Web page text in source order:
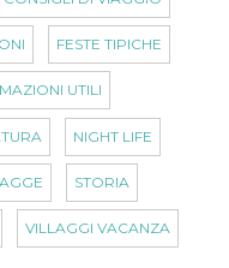
FESTE TIPICHE
UTILI
NIGHT LIFE
STORIA
VILLAGGI VACANZA